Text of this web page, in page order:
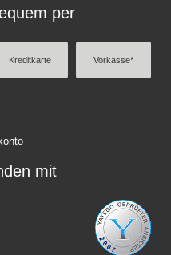
per
Kreditkarte Vorkasse*
mit